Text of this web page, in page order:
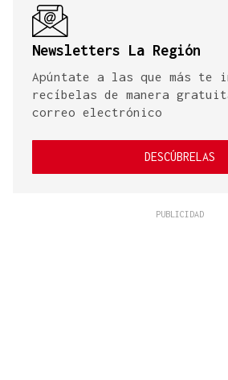
Newsletters La Región
Apúntate a las que más te
recíbelas de manera
correo electrónico
DESCÚBRELAS